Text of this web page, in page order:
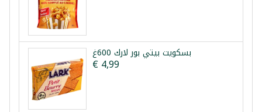
بسكويت بيتي بور لارك 600غ
€ 4,99